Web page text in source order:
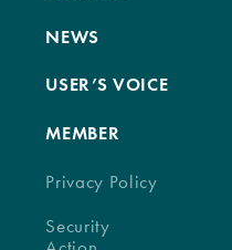
NEWS
USER’S VOICE
MEMBER
Privacy Policy
Security